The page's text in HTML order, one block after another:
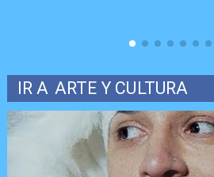
IR A ARTE Y CULTURA